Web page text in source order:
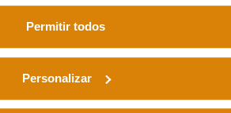
Permitir todos
Personalizar
as melhores equipas de